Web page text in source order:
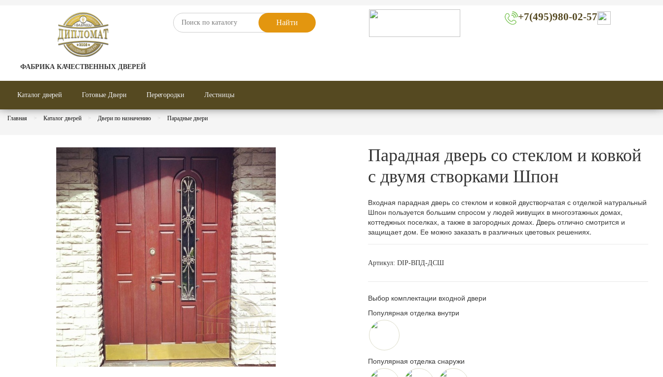
ФАБРИКА КАЧЕСТВЕННЫХ ДВЕРЕЙ
Найти +7(495)980-02-57
Каталог дверей
Двери по назначению Двери по конструкции
Готовые Двери Перегородки Лестницы
Главная Каталог дверей Двери по назначению Парадные двери
Парадная дверь со стеклом и ковкой
с двумя створками Шпон
Входная парадная дверь со стеклом и ковкой двустворчатая с отделкой натуральный
Шпон пользуется большим спросом у людей живущих в многоэтажных домах,
коттеджных поселках, а также в загородных домах. Дверь отлично смотрится и
защищает дом. Ее можно заказать в различных цветовых решениях.
Артикул: DIP-ВПД-ДСШ
Выбор комплектации входной двери
Популярная отделка внутри
Популярная отделка снаружи